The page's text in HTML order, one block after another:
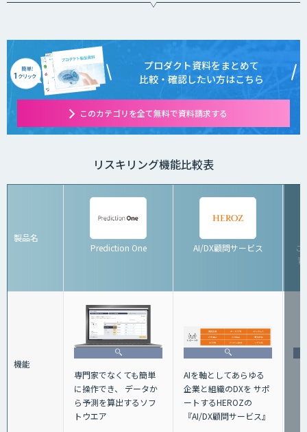
プロダクト資料をまとめて
比較・確認したい方はこちら
このカテゴリを全て無料で資料請求する
リスキリング機能比較表
製品名
Prediction One
AI/DX顧問サービス
こ
機能
専門家でなくても簡単
に操作でき、 データか
ら予測を算出するソフ
トウエア
AIを軸としてあらゆる
企業と組織のDXを サポ
ートするHEROZの
『AI/DX顧問サービス』